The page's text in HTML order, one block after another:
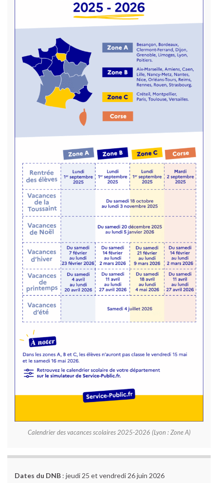
Calendrier des vacances scolaires 2025-2026 (Lyon : Zone A)
Dates du DNB : jeudi 25 et vendredi 26 juin 2026